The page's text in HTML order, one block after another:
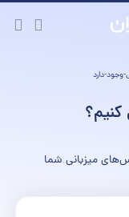
وجود-دارد
میزبانی شما